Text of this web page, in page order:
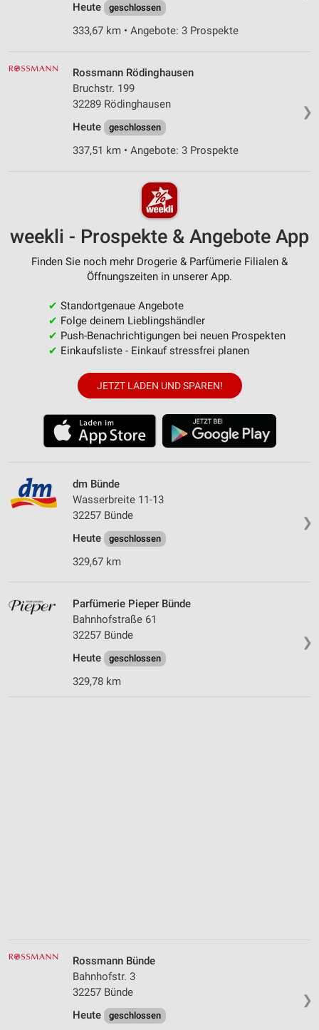
Heute
geschlossen
333,67 km • Angebote: 3 Prospekte
❯
Rossmann Rödinghausen
Bruchstr. 199
32289 Rödinghausen
Heute
geschlossen
337,51 km • Angebote: 3 Prospekte
weekli - Prospekte & Angebote App
Finden Sie noch mehr Drogerie & Parfümerie Filialen &
Öffnungszeiten in unserer App.
✔ Standortgenaue Angebote
✔ Folge deinem Lieblingshändler
✔ Push-Benachrichtigungen bei neuen Prospekten
✔ Einkaufsliste - Einkauf stressfrei planen
JETZT LADEN UND SPAREN!
❯
dm Bünde
Wasserbreite 11-13
32257 Bünde
Heute
geschlossen
329,67 km
❯
Parfümerie Pieper Bünde
Bahnhofstraße 61
32257 Bünde
Heute
geschlossen
329,78 km
❯
Rossmann Bünde
Bahnhofstr. 3
32257 Bünde
Heute
geschlossen